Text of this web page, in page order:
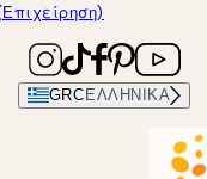
GRC ΕΛΛΗΝΙΚΆ